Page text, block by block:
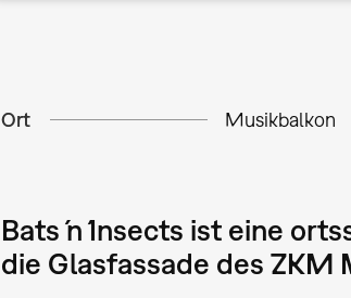
Ort Musikbalkon
Bats ́n ́Insects ist eine
die Glasfassade des ZKM